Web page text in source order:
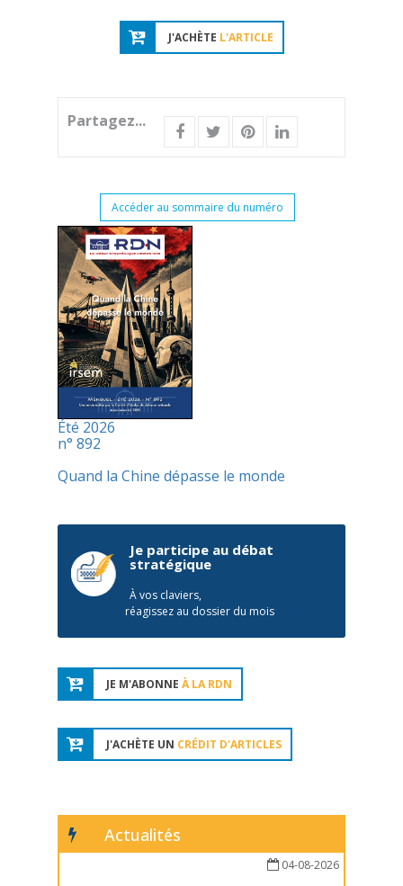
J'ACHÈTE L'ARTICLE
Partagez...
Accéder au sommaire du numéro
Été 2026
n° 892
Quand la Chine dépasse le monde
Je participe au débat
stratégique
À vos claviers,
réagissez au dossier du mois
JE M'ABONNE À LA RDN
J'ACHÈTE UN CRÉDIT D'ARTICLES
Actualités
04-08-2026